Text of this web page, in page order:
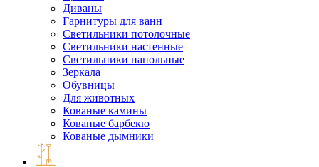
Диваны
Гарнитуры для ванн
Светильники потолочные
Светильники настенные
Светильники напольные
Зеркала
Обувницы
Для животных
Кованые камины
Кованые барбекю
Кованые дымники